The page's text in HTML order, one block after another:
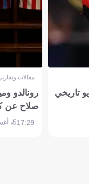
تاريخي
مقالات
رونالدو
صلاح عن
17:295 أغسطس 2026